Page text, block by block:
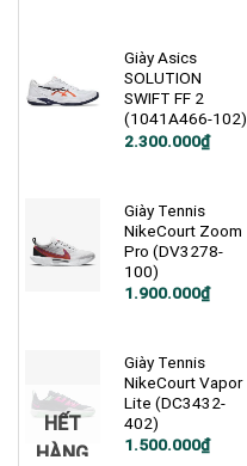
2.400.000₫.
Giày Asics
SOLUTION
SWIFT FF 2
(1041A466-102)
2.300.000₫
Giày Tennis
NikeCourt Zoom
Pro (DV3278-
100)
Giá
1.900.000₫
Giá
1.900.000₫.
HẾT
HÀNG
Giày Tennis
NikeCourt Vapor
Lite (DC3432-
402)
Giá
1.500.000₫
Giá